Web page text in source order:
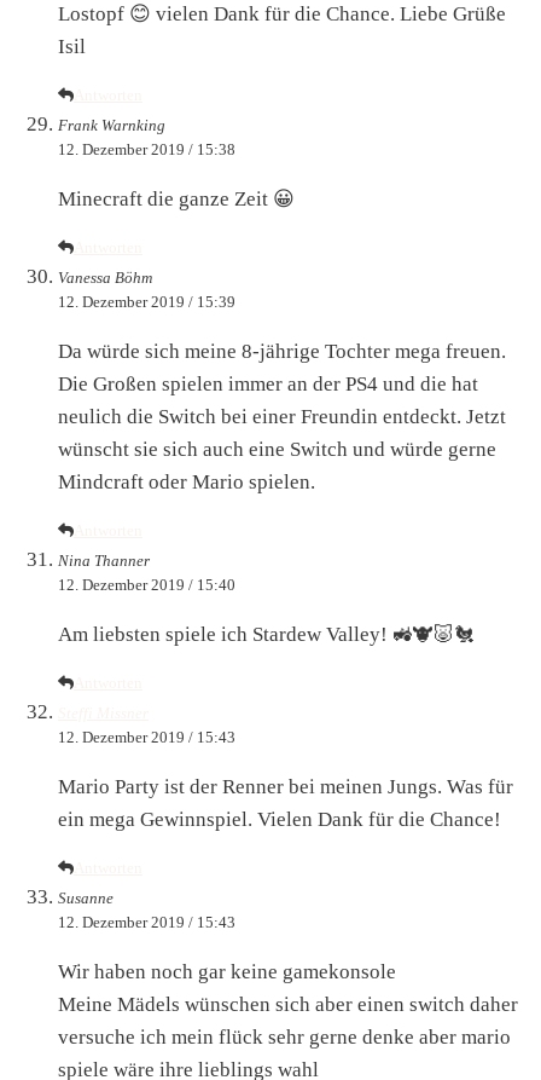
Lostopf 😊 vielen Dank für die Chance. Liebe Grüße
Isil
Frank Warnking
12. Dezember 2019 / 15:38
Minecraft die ganze Zeit 😀
Vanessa Böhm
12. Dezember 2019 / 15:39
Da würde sich meine 8-jährige Tochter mega freuen.
Die Großen spielen immer an der PS4 und die hat
neulich die Switch bei einer Freundin entdeckt. Jetzt
wünscht sie sich auch eine Switch und würde gerne
Mindcraft oder Mario spielen.
Nina Thanner
12. Dezember 2019 / 15:40
Am liebsten spiele ich Stardew Valley! 🚜🐮🐷🐔
12. Dezember 2019 / 15:43
Mario Party ist der Renner bei meinen Jungs. Was für
ein mega Gewinnspiel. Vielen Dank für die Chance!
Susanne
12. Dezember 2019 / 15:43
Wir haben noch gar keine gamekonsole
Meine Mädels wünschen sich aber einen switch daher
versuche ich mein flück sehr gerne denke aber mario
spiele wäre ihre lieblings wahl